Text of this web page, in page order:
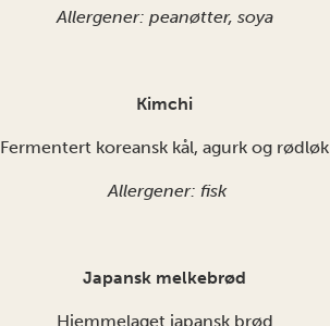
Allergener: peanøtter, soya
Kimchi
Fermentert koreansk kål, agurk og rødløk
Allergener: fisk
Japansk melkebrød
Hjemmelaget japansk brød